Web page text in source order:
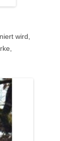
wird,